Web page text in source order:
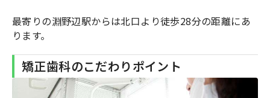
最寄りの淵野辺駅からは北口より徒歩28分の距離にあ
ります。
矯正歯科のこだわりポイント